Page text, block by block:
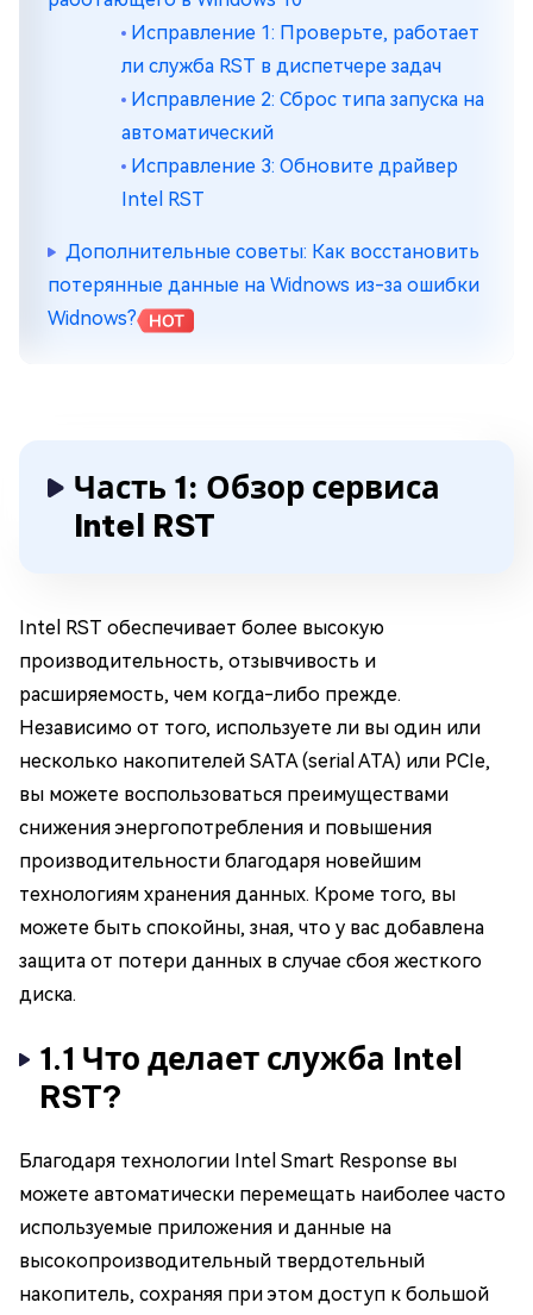
Исправление 1: Проверьте, работает
ли служба RST в диспетчере задач
Исправление 2: Сброс типа запуска на
автоматический
Исправление 3: Обновите драйвер
Intel RST
Дополнительные советы: Как восстановить
потерянные данные на Widnows из-за ошибки
Widnows?
Часть 1: Обзор сервиса
Intel RST
Intel RST обеспечивает более высокую
производительность, отзывчивость и
расширяемость, чем когда-либо прежде.
Независимо от того, используете ли вы один или
несколько накопителей SATA (serial ATA) или PCIe,
вы можете воспользоваться преимуществами
снижения энергопотребления и повышения
производительности благодаря новейшим
технологиям хранения данных. Кроме того, вы
можете быть спокойны, зная, что у вас добавлена
защита от потери данных в случае сбоя жесткого
диска.
1.1 Что делает служба Intel
RST?
Благодаря технологии Intel Smart Response вы
можете автоматически перемещать наиболее часто
используемые приложения и данные на
высокопроизводительный твердотельный
накопитель, сохраняя при этом доступ к большой